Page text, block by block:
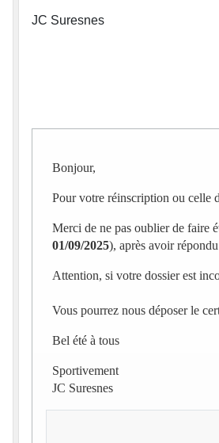
JC Suresnes
Bonjour,
Pour votre réinscription ou celle
Merci de ne pas oublier de faire
01/09/2025), après avoir
Attention, si votre dossier est
Vous pourrez nous déposer le
Bel été à tous
Sportivement
JC Suresnes